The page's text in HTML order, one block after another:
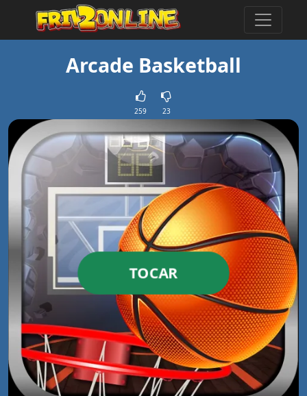
Arcade Basketball
259 23
TOCAR